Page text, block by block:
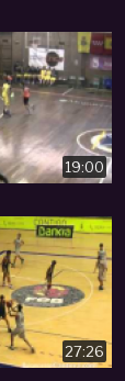
19:00
27:26